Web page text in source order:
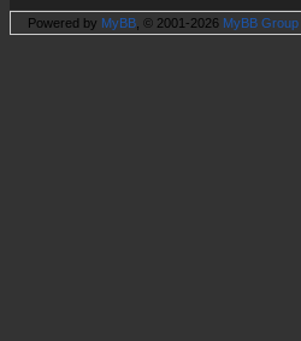
Powered by MyBB , © 2001-2026 MyBB Group